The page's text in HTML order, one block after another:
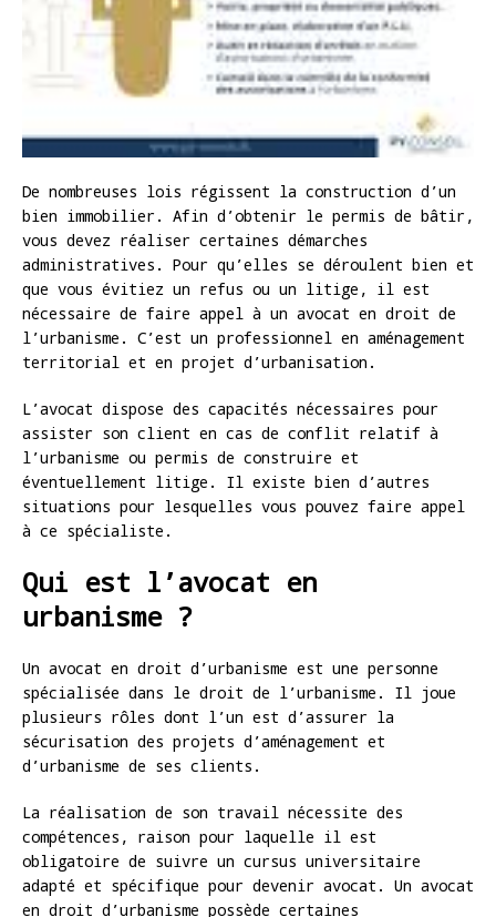
De nombreuses lois régissent la construction d’un
bien immobilier. Afin d’obtenir le permis de bâtir,
vous devez réaliser certaines démarches
administratives. Pour qu’elles se déroulent bien et
que vous évitiez un refus ou un litige, il est
nécessaire de faire appel à un avocat en droit de
l’urbanisme. C’est un professionnel en aménagement
territorial et en projet d’urbanisation.
L’avocat dispose des capacités nécessaires pour
assister son client en cas de conflit relatif à
l’urbanisme ou permis de construire et
éventuellement litige. Il existe bien d’autres
situations pour lesquelles vous pouvez faire appel
à ce spécialiste.
Qui est l’avocat en
urbanisme ?
Un avocat en droit d’urbanisme est une personne
spécialisée dans le droit de l’urbanisme. Il joue
plusieurs rôles dont l’un est d’assurer la
sécurisation des projets d’aménagement et
d’urbanisme de ses clients.
La réalisation de son travail nécessite des
compétences, raison pour laquelle il est
obligatoire de suivre un cursus universitaire
adapté et spécifique pour devenir avocat. Un avocat
en droit d’urbanisme possède certaines